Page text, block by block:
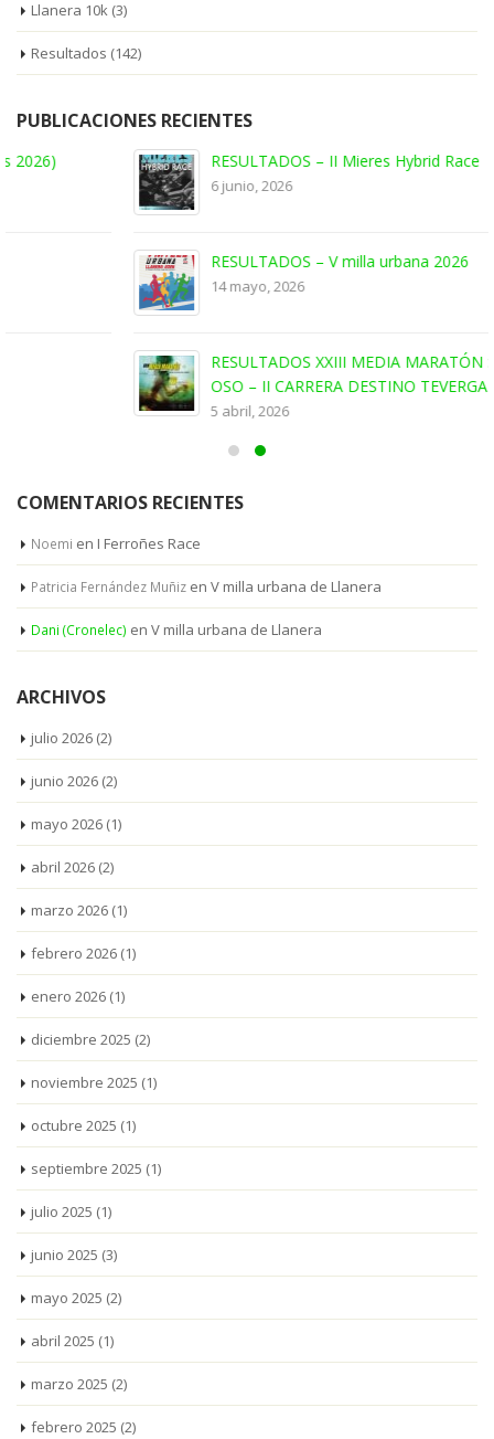
Llanera 10k (3)
Resultados (142)
PUBLICACIONES RECIENTES
RESULTADOS – II Mieres Hybrid Race
6 junio, 2026
RESULTADOS – V milla urbana 2026
14 mayo, 2026
RESULTADOS XXIII MEDIA MARATÓN SENDA DEL
OSO – II CARRERA DESTINO TEVERGA
5 abril, 2026
COMENTARIOS RECIENTES
Noemi en I Ferroñes Race
Patricia Fernández Muñiz en V milla urbana de Llanera
Dani (Cronelec) en V milla urbana de Llanera
ARCHIVOS
julio 2026 (2)
junio 2026 (2)
mayo 2026 (1)
abril 2026 (2)
marzo 2026 (1)
febrero 2026 (1)
enero 2026 (1)
diciembre 2025 (2)
noviembre 2025 (1)
octubre 2025 (1)
septiembre 2025 (1)
julio 2025 (1)
junio 2025 (3)
mayo 2025 (2)
abril 2025 (1)
marzo 2025 (2)
febrero 2025 (2)